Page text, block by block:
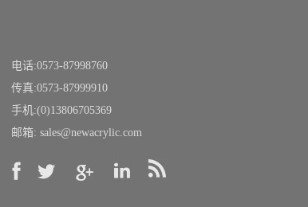
电话:0573-87998760
传真:0573-87999910
手机:(0)13806705369
邮箱: sales@newacrylic.com